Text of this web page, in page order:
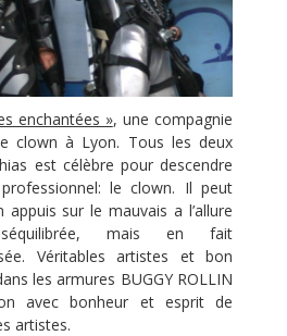
enchantées », une compagnie
clown à Lyon. Tous les deux
est célèbre pour descendre
le clown. Il peut
sur le mauvais a l’allure
mais en fait
Véritables artistes et bon
les armures BUGGY ROLLIN
avec bonheur et esprit de
artistes.